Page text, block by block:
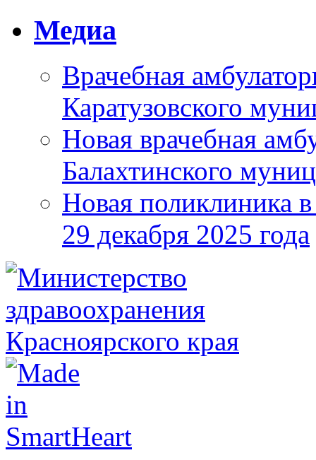
Медиа
Врачебная
Каратузовского
Новая врачебная
Балахтинского
Новая поликлиника
29 декабря 2025 года